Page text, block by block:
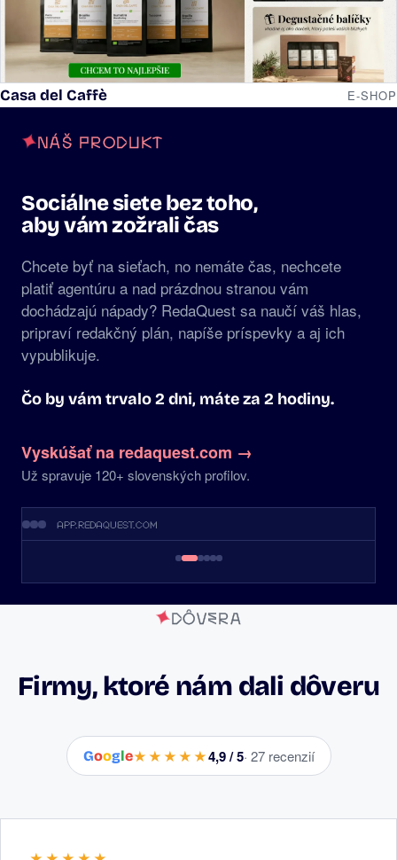
Casa del Caffè E-SHOP
NÁŠ PRODUKT
Sociálne siete bez toho,
aby vám zožrali čas
Chcete byť na sieťach, no nemáte čas, nechcete
platiť agentúru a nad prázdnou stranou vám
dochádzajú nápady? RedaQuest sa naučí váš hlas,
pripraví redakčný plán, napíše príspevky a aj ich
vypublikuje.
Čo by vám trvalo 2 dni, máte za 2 hodiny.
Vyskúšať na redaquest.com →
Už spravuje 120+ slovenských profilov.
app.redaquest.com
DÔVERA
Firmy, ktoré nám dali dôveru
Google★★★★★4,9 / 5· 27 recenzií